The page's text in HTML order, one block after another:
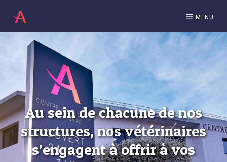
MENU
Au sein de chacune de nos
structures, nos vétérinaires
s’engagent à offrir à vos